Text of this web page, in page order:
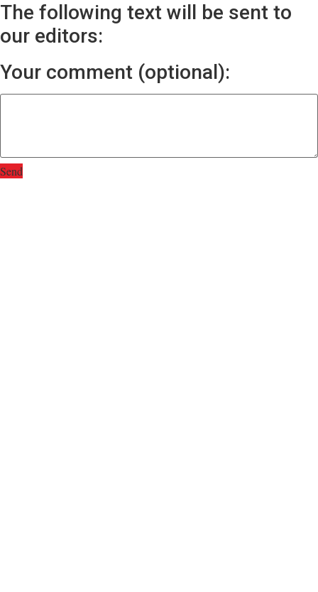
The following text will be sent to
our editors:
Your comment (optional):
Send